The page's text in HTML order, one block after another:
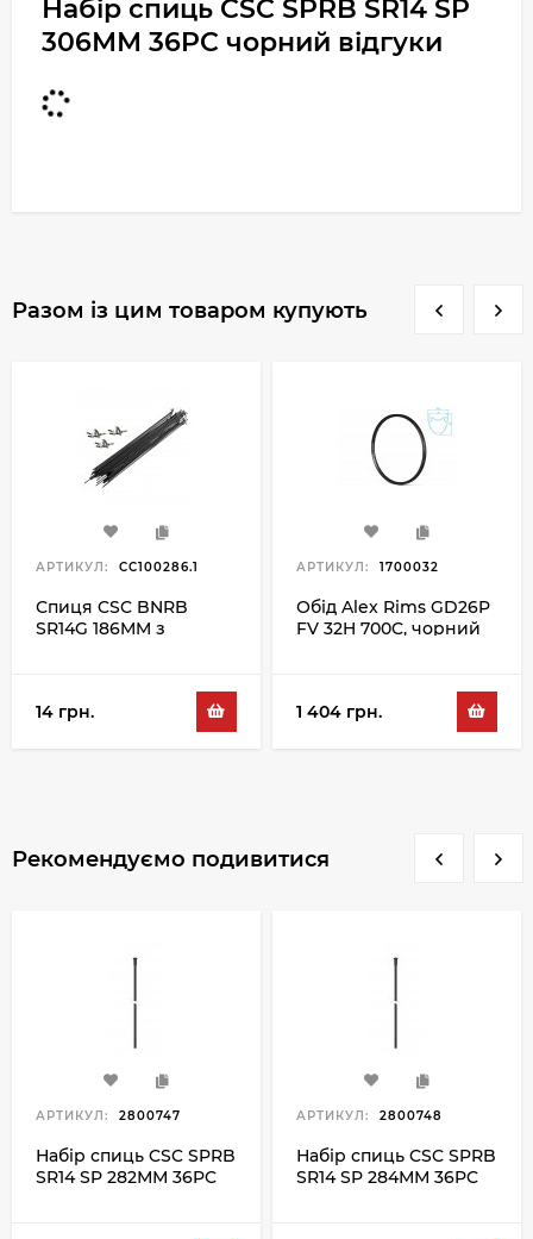
Набір спиць CSC SPRB SR14 SP
306ММ 36PC чорний відгуки
Разом із цим товаром купують
АРТИКУЛ: CC100286.1
Спиця CSC BNRB
SR14G 186MM з
14 грн.
АРТИКУЛ: 1700032
Обід Alex Rims GD26P
FV 32H 700C, чорний
1 404 грн.
Рекомендуємо подивитися
АРТИКУЛ: 2800747
Набір спиць CSC SPRB
SR14 SP 282ММ 36PC
АРТИКУЛ: 2800748
Набір спиць CSC SPRB
SR14 SP 284ММ 36PC